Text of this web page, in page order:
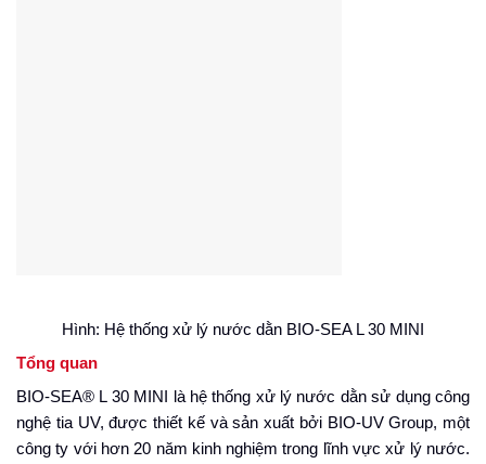
Hình: Hệ thống xử lý nước dằn BIO-SEA L 30 MINI
Tổng quan
BIO-SEA® L 30 MINI là hệ thống xử lý nước dằn sử dụng công
nghệ tia UV, được thiết kế và sản xuất bởi BIO-UV Group, một
công ty với hơn 20 năm kinh nghiệm trong lĩnh vực xử lý nước.